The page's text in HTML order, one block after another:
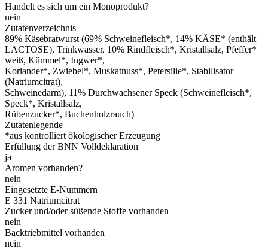
Handelt es sich um ein Monoprodukt?
nein
Zutatenverzeichnis
89% Käsebratwurst (69% Schweinefleisch*, 14% KÄSE* (enthält
LACTOSE), Trinkwasser, 10% Rindfleisch*, Kristallsalz, Pfeffer*
weiß, Kümmel*, Ingwer*,
Koriander*, Zwiebel*, Muskatnuss*, Petersilie*, Stabilisator
(Natriumcitrat),
Schweinedarm), 11% Durchwachsener Speck (Schweinefleisch*,
Speck*, Kristallsalz,
Rübenzucker*, Buchenholzrauch)
Zutatenlegende
*aus kontrolliert ökologischer Erzeugung
Erfüllung der BNN Volldeklaration
ja
Aromen vorhanden?
nein
Eingesetzte E-Nummern
E 331 Natriumcitrat
Zucker und/oder süßende Stoffe vorhanden
nein
Backtriebmittel vorhanden
nein